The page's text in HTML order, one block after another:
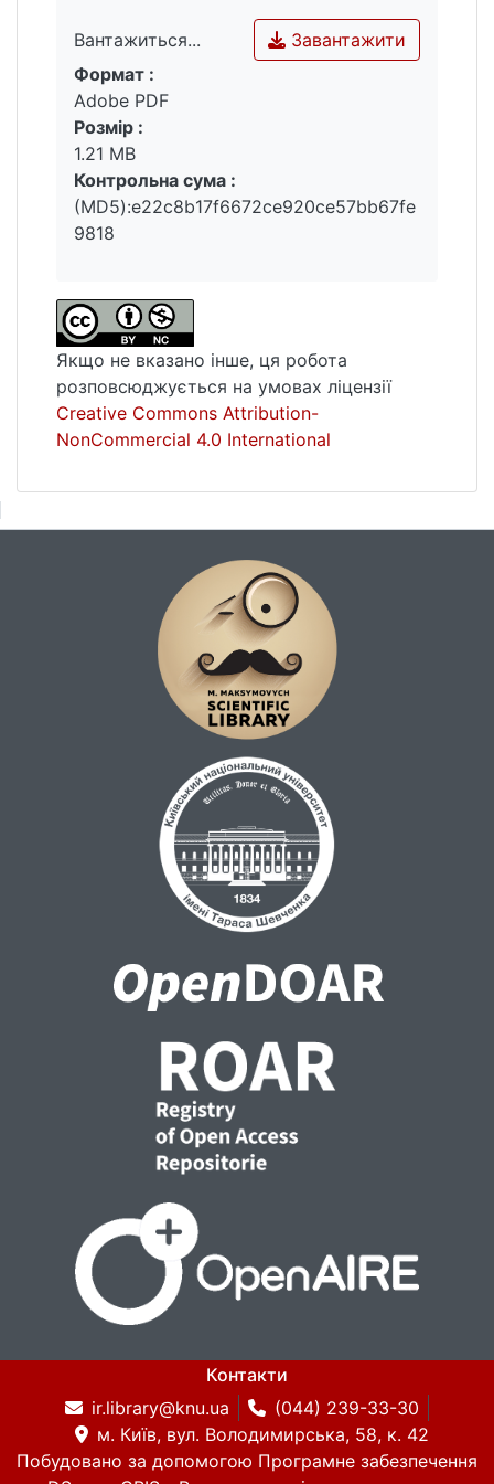
відповідно до ступеня тяжкості
захворювання, що свідчить про активацію
коагуляційної ланки гемостазу та
формування протромботичного стану.
Кваліфікаційна робота викладена на 58
сторінках, містить 3 таблиці, 13 рисунків.
Список використаних джерел включає 58
робіт.
Вантажиться...
Вантажиться...
Завантажити
Формат :
Adobe PDF
Розмір :
1.21 MB
Контрольна сума :
(MD5):e22c8b17f6672ce920ce57bb67fe
9818
Якщо не вказано інше, ця робота
розповсюджується на умовах ліцензії
Creative Commons Attribution-
NonCommercial 4.0 International
Контакти
ir.library@knu.ua
(044) 239-33-30
м. Київ, вул. Володимирська, 58, к. 42
Побудовано за допомогою Програмне забезпечення